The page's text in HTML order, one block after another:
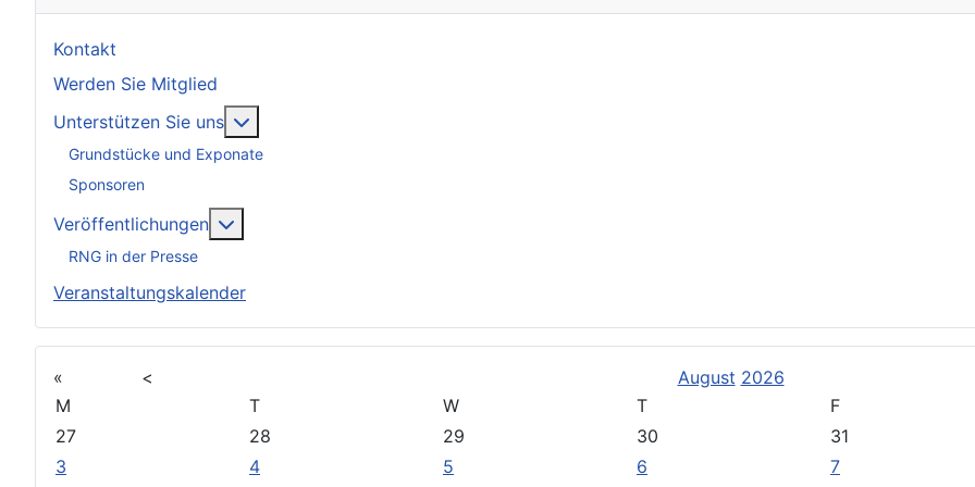
Kontakt
Werden Sie Mitglied
Unterstützen Sie uns
Grundstücke und Exponate
Sponsoren
Veröffentlichungen
RNG in der Presse
Veranstaltungskalender
« < August 2026
M
T W T F
27
28 29 30 31
3
4 5 6 7